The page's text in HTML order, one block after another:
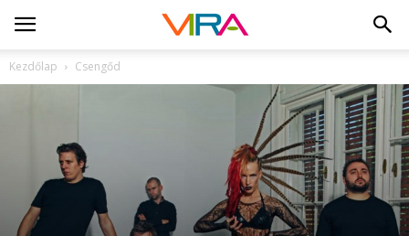
Kezdőlap Csengőd